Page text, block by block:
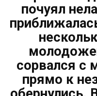
почуял
сорвался с
прямо к